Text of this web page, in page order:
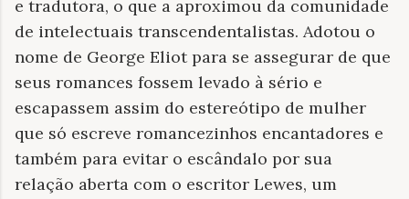
e tradutora, o que a aproximou da comunidade
de intelectuais transcendentalistas. Adotou o
nome de George Eliot para se assegurar de que
seus romances fossem levado à sério e
escapassem assim do estereótipo de mulher
que só escreve romancezinhos encantadores e
também para evitar o escândalo por sua
relação aberta com o escritor Lewes, um